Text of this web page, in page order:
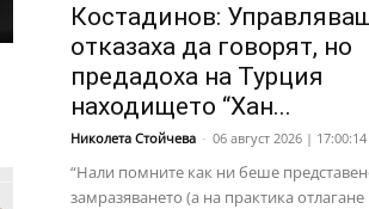
Костадинов:
отказаха да говорят, но
предадоха на Турция
находището “Хан...
Николета Стойчева - 06 август 2026 | 17:00:14
“Нали помните как ни беше
замразяването (а на практика отлагане